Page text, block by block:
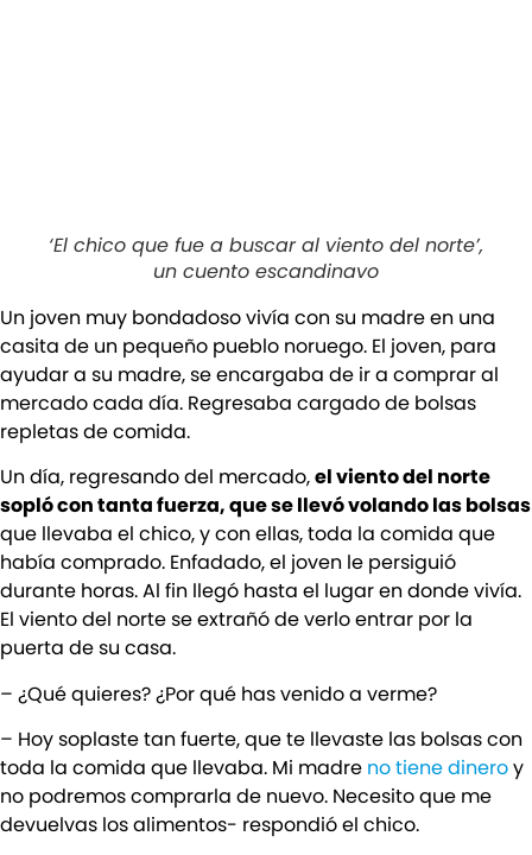
‘El chico que fue a buscar al viento del norte’,
un cuento escandinavo
Un joven muy bondadoso vivía con su madre en una
casita de un pequeño pueblo noruego. El joven, para
ayudar a su madre, se encargaba de ir a comprar al
mercado cada día. Regresaba cargado de bolsas
repletas de comida.
Un día, regresando del mercado,el viento del norte
sopló con tanta fuerza, que se llevó volando las bolsas
que llevaba el chico, y con ellas, toda la comida que
había comprado. Enfadado, el joven le persiguió
durante horas. Al fin llegó hasta el lugar en donde vivía.
El viento del norte se extrañó de verlo entrar por la
puerta de su casa.
– ¿Qué quieres? ¿Por qué has venido a verme?
– Hoy soplaste tan fuerte, que te llevaste las bolsas con
toda la comida que llevaba. Mi madre no tiene dineroy
no podremos comprarla de nuevo. Necesito que me
devuelvas los alimentos- respondió el chico.